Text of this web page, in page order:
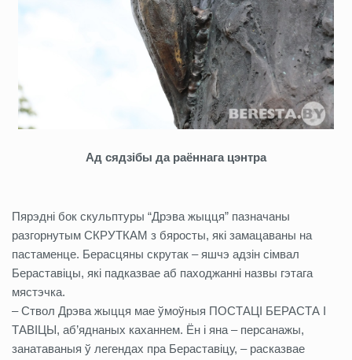
Ад сядзібы да раённага цэнтра
Пярэдні бок скульптуры “Дрэва жыцця” пазначаны
разгорнутым СКРУТКАМ з бяросты, які замацаваны на
пастаменце. Берасцяны скрутак – яшчэ адзін сімвал
Бераставіцы, які падказвае аб паходжанні назвы гэтага
мястэчка.
– Ствол Дрэва жыцця мае ўмоўныя ПОСТАЦІ БЕРАСТА І
ТАВІЦЫ, аб’яднаных каханнем. Ён і яна – персанажы,
занатаваныя ў легендах пра Бераставіцу, – расказвае